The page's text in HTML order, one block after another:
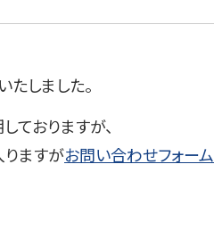
しました。
ておりますが、
りますがお問い合わせフォーム